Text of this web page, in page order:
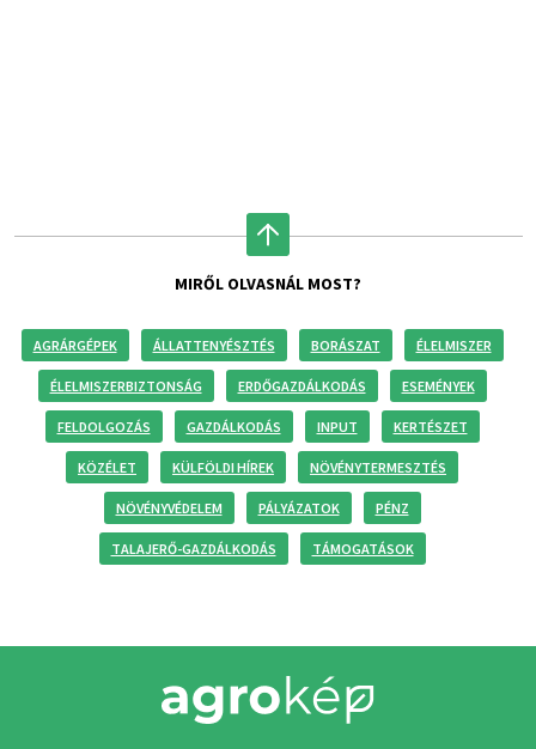
MIRŐL OLVASNÁL MOST?
AGRÁRGÉPEK ÁLLATTENYÉSZTÉS BORÁSZAT ÉLELMISZER
ÉLELMISZERBIZTONSÁG ERDŐGAZDÁLKODÁS ESEMÉNYEK
FELDOLGOZÁS GAZDÁLKODÁS INPUT KERTÉSZET
KÖZÉLET KÜLFÖLDI HÍREK NÖVÉNYTERMESZTÉS
NÖVÉNYVÉDELEM PÁLYÁZATOK PÉNZ
TALAJERŐ-GAZDÁLKODÁS TÁMOGATÁSOK